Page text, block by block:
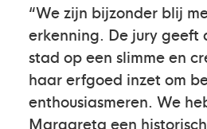
“We zijn bijzonder blij
erkenning. De jury geeft
stad op een slimme en
haar erfgoed inzet om
enthousiasmeren. We
Margareta een